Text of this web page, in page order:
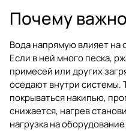
Почему
Вода напрямую влияет на
Если в ней много песка,
примесей или других
оседают внутри
покрываться накипью,
снижается, нагрев
нагрузка на